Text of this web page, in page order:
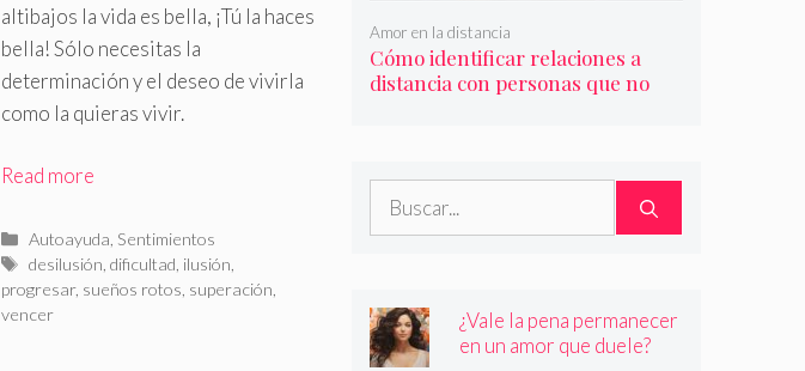
altibajos la vida es bella, ¡Tú la haces
bella! Sólo necesitas la
determinación y el deseo de vivirla
como la quieras vivir.
Read more
Categorías
Autoayuda Sentimientos
Etiquetas
desilusión ,dificultad ilusión
progresar, sueños rotos superación
vencer
Cómo identificar relaciones a
distancia con personas que no
Amor en la distancia
Buscar:
¿Vale la pena permanecer
en un amor que duele?